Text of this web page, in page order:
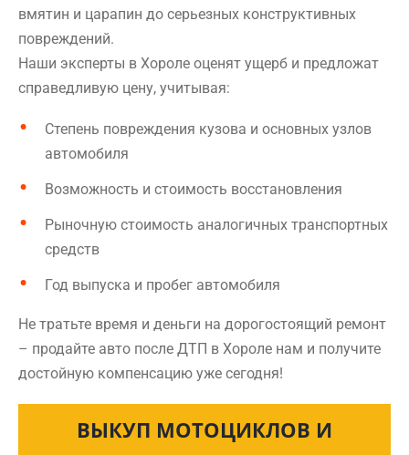
вмятин и царапин до серьезных конструктивных
повреждений.
Наши эксперты в Хороле оценят ущерб и предложат
справедливую цену, учитывая:
Степень повреждения кузова и основных узлов
автомобиля
Возможность и стоимость восстановления
Рыночную стоимость аналогичных транспортных
средств
Год выпуска и пробег автомобиля
Не тратьте время и деньги на дорогостоящий ремонт
– продайте авто после ДТП в Хороле нам и получите
достойную компенсацию уже сегодня!
ВЫКУП МОТОЦИКЛОВ И